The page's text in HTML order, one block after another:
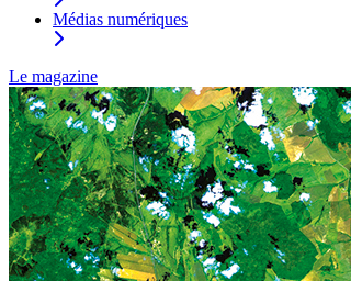
Médias numériques
Le magazine